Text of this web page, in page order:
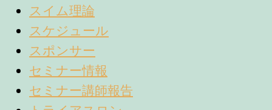
スイム理論
スケジュール
スポンサー
セミナー情報
セミナー講師報告